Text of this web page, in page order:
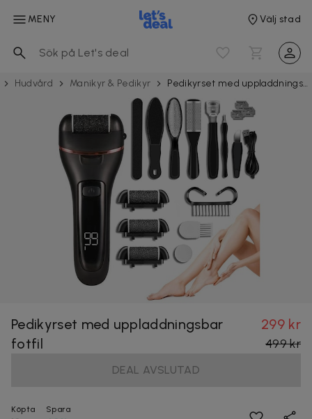
MENY Välj stad
Hudvård Manikyr & Pedikyr Pedikyrset med uppladdningsbar fotfil
Pedikyrset med uppladdningsbar
fotfil
299 kr
499 kr
DEAL AVSLUTAD
Köpta Spara